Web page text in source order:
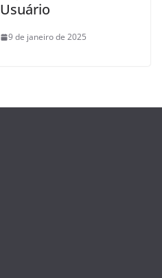
Usuário
9 de janeiro de 2025